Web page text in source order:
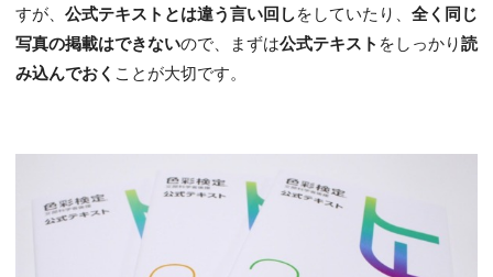
すが、 公式テキストとは違う言い回しをしていたり、 全く同じ
写真の掲載はできないので、まずは公式テキスト をしっかり読
み込んでおく ことが大切です。